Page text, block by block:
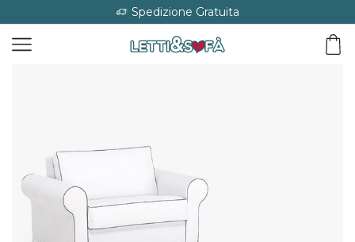
Spedizione Gratuita